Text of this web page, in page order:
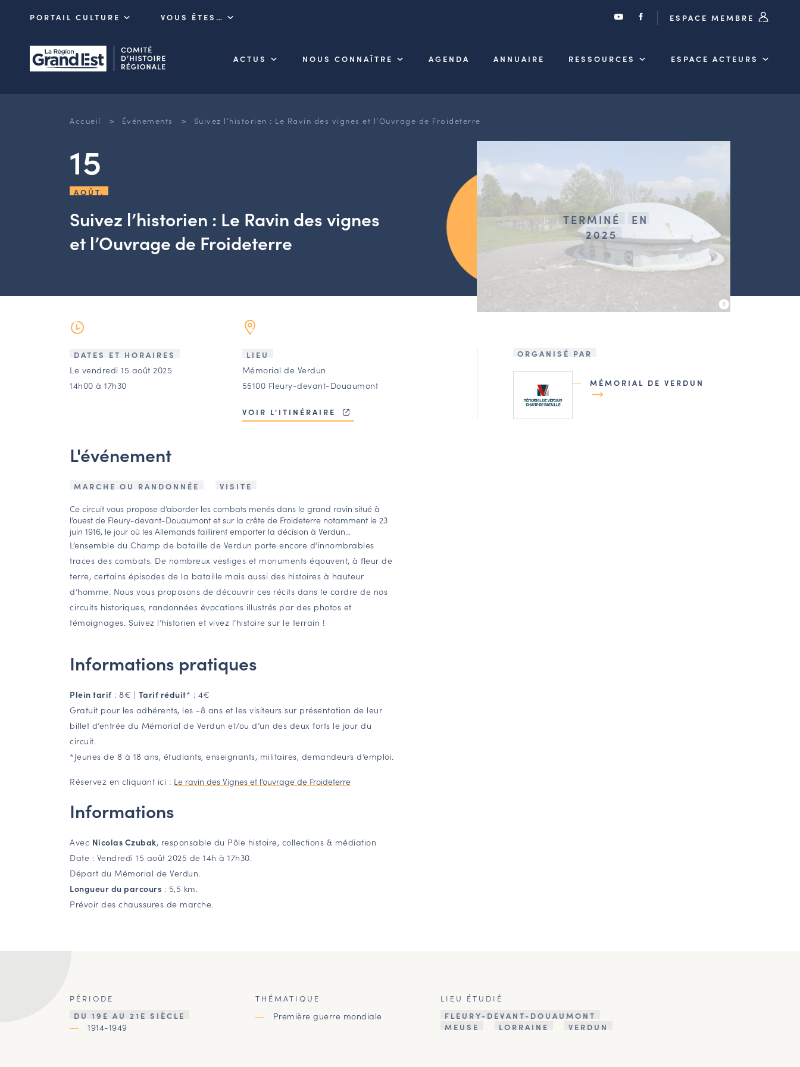
PORTAIL CULTURE VOUS ÊTES… ESPACE MEMBRE
ACTUS NOUS CONNAÎTRE AGENDA ANNUAIRE RESSOURCES ESPACE ACTEURS
Accueil > Événements > Suivez l’historien : Le Ravin des vignes et l’Ouvrage de Froideterre
15
AOÛT.
Suivez l’historien : Le Ravin des vignes
et l’Ouvrage de Froideterre
DATES ET HORAIRES
Le vendredi 15 août 2025
14h00 à 17h30
LIEU
Mémorial de Verdun
55100 Fleury-devant-Douaumont
VOIR L'ITINÉRAIRE
L'événement
MARCHE OU RANDONNÉE VISITE
Ce circuit vous propose d’aborder les combats menés dans le grand ravin situé à
l’ouest de Fleury-devant-Douaumont et sur la crête de Froideterre notamment le 23
juin 1916, le jour où les Allemands faillirent emporter la décision à Verdun…
L’ensemble du Champ de bataille de Verdun porte encore d’innombrables
traces des combats. De nombreux vestiges et monuments éqouvent, à fleur de
terre, certains épisodes de la bataille mais aussi des histoires à hauteur
d’homme. Nous vous proposons de découvrir ces récits dans le cardre de nos
circuits historiques, randonnées évocations illustrés par des photos et
témoignages. Suivez l’historien et vivez l’histoire sur le terrain !
Informations pratiques
Plein tarif : 8€ | Tarif réduit* : 4€
Gratuit pour les adhérents, les -8 ans et les visiteurs sur présentation de leur
billet d’entrée du Mémorial de Verdun et/ou d’un des deux forts le jour du
circuit.
*Jeunes de 8 à 18 ans, étudiants, enseignants, militaires, demandeurs d’emploi.
Réservez en cliquant ici : Le ravin des Vignes et l’ouvrage de Froideterre
Informations
Avec Nicolas Czubak, responsable du Pôle histoire, collections & médiation
Date : Vendredi 15 août 2025 de 14h à 17h30.
Départ du Mémorial de Verdun.
Longueur du parcours : 5,5 km.
Prévoir des chaussures de marche.
TERMINÉ
EN
2025
ORGANISÉ PAR
MÉMORIAL DE VERDUN
PÉRIODE
DU 19E AU 21E SIÈCLE
1914-1949
THÉMATIQUE
Première guerre mondiale
LIEU ÉTUDIÉ
FLEURY-DEVANT-DOUAUMONT
MEUSE
LORRAINE VERDUN